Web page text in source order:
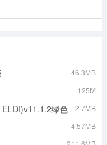
46.3MB
125M
绿色
2.7MB
4.57MB